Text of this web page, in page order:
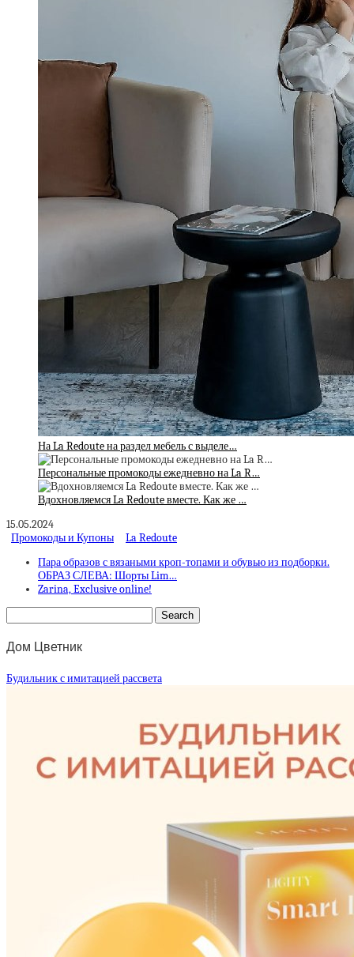
На La Redoute на раздел мебель с выделе…
Персональные промокоды ежедневно на La R…
Вдохновляемся La Redoute вместе. Как же …
15.05.2024
Промокоды и Купоны
La Redoute
Пара образов с вязаными кроп-топами и обувью из подборки.
ОБРАЗ СЛЕВА: Шорты Lim…
Zarina, Exclusive online!
Дом Цветник
Будильник с имитацией рассвета